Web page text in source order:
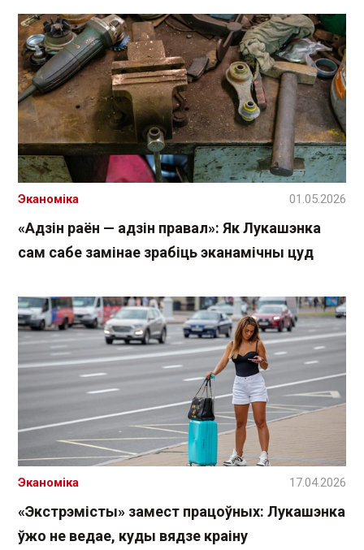
«Адзін раён — адзін правал»: Як Лукашэнка
сам сабе замінае зрабіць эканамічны цуд
Эканоміка 01.05.2026
«Экстрэмісты» замест працоўных: Лукашэнка
ўжо не ведае, куды вядзе краіну
Эканоміка 17.04.2026